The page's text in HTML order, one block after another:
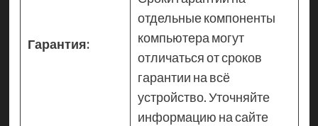
Гарантия:
отдельные компоненты
компьютера могут
отличаться от сроков
гарантии на всё
устройство. Уточняйте
информацию на сайте